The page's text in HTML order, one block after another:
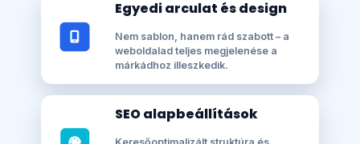
Egyedi arculat és design
Nem sablon, hanem rád szabott – a
weboldalad teljes megjelenése a
márkádhoz illeszkedik.
SEO alapbeállítások